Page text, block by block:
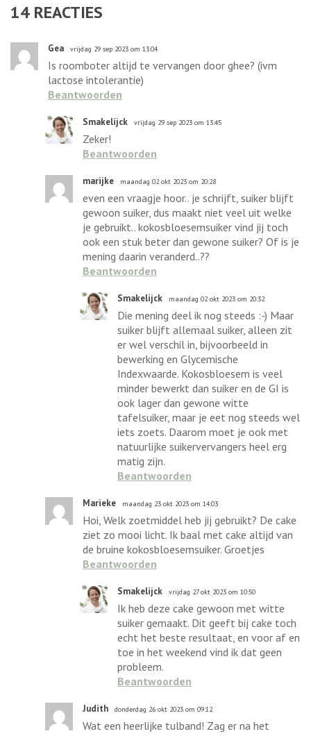
14 REACTIES
Gea vrijdag 29 sep 2023 om 13:04
Is roomboter altijd te vervangen door ghee? (ivm
lactose intolerantie)
Beantwoorden
Smakelijck vrijdag 29 sep 2023 om 13:45
Zeker!
Beantwoorden
marijke maandag 02 okt 2023 om 20:28
even een vraagje hoor.. je schrijft, suiker blijft
gewoon suiker, dus maakt niet veel uit welke
je gebruikt.. kokosbloesemsuiker vind jij toch
ook een stuk beter dan gewone suiker? Of is je
mening daarin veranderd..??
Beantwoorden
Smakelijck maandag 02 okt 2023 om 20:32
Die mening deel ik nog steeds :-) Maar
suiker blijft allemaal suiker, alleen zit
er wel verschil in, bijvoorbeeld in
bewerking en Glycemische
Indexwaarde. Kokosbloesem is veel
minder bewerkt dan suiker en de GI is
ook lager dan gewone witte
tafelsuiker, maar je eet nog steeds wel
iets zoets. Daarom moet je ook met
natuurlijke suikervervangers heel erg
matig zijn.
Beantwoorden
Marieke maandag 23 okt 2023 om 14:03
Hoi, Welk zoetmiddel heb jij gebruikt? De cake
ziet zo mooi licht. Ik baal met cake altijd van
de bruine kokosbloesemsuiker. Groetjes
Beantwoorden
Smakelijck vrijdag 27 okt 2023 om 10:50
Ik heb deze cake gewoon met witte
suiker gemaakt. Dit geeft bij cake toch
echt het beste resultaat, en voor af en
toe in het weekend vind ik dat geen
probleem.
Beantwoorden
Judith donderdag 26 okt 2023 om 09:12
Wat een heerlijke tulband! Zag er na het